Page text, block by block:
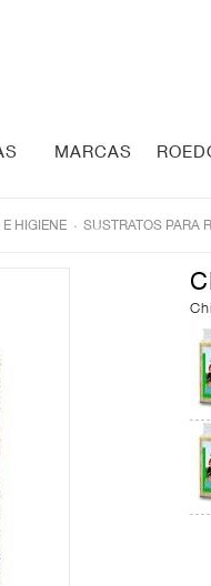
MARCAS
HIGIENE . SUSTRATOS PARA